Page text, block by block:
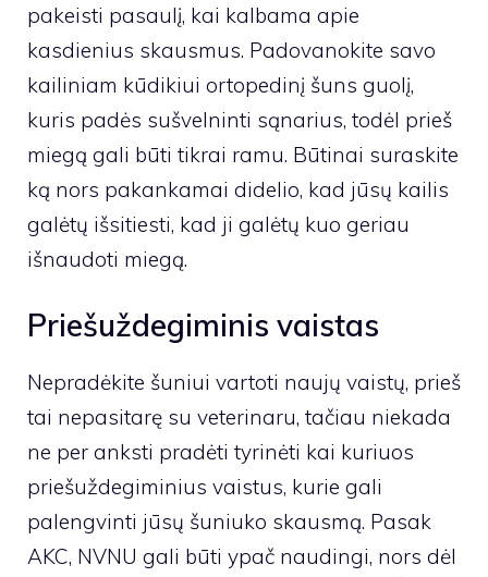
pakeisti pasaulį, kai kalbama apie
kasdienius skausmus. Padovanokite savo
kailiniam kūdikiui ortopedinį šuns guolį,
kuris padės sušvelninti sąnarius, todėl prieš
miegą gali būti tikrai ramu. Būtinai suraskite
ką nors pakankamai didelio, kad jūsų kailis
galėtų išsitiesti, kad ji galėtų kuo geriau
išnaudoti miegą.
Priešuždegiminis vaistas
Nepradėkite šuniui vartoti naujų vaistų, prieš
tai nepasitarę su veterinaru, tačiau niekada
ne per anksti pradėti tyrinėti kai kuriuos
priešuždegiminius vaistus, kurie gali
palengvinti jūsų šuniuko skausmą. Pasak
AKC, NVNU gali būti ypač naudingi, nors dėl